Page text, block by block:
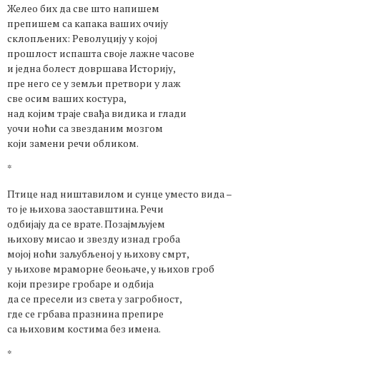
Желео бих да све што напишем
препишем са капака ваших очију
склопљених: Револуцију у којој
прошлост испашта своје лажне часове
и једна болест довршава Историју,
пре него се у земљи претвори у лаж
све осим ваших костура,
над којим траје свађа видика и глади
уочи ноћи са звезданим мозгом
који замени речи обликом.
*
Птице над ништавилом и сунце уместо вида –
то је њихова заоставштина. Речи
одбијају да се врате. Позајмљујем
њихову мисао и звезду изнад гроба
мојој ноћи заљубљеној у њихову смрт,
у њихове мраморне беоњаче, у њихов гроб
који презире гробаре и одбија
да се пресели из света у загробност,
где се грбава празнина препире
са њиховим костима без имена.
*